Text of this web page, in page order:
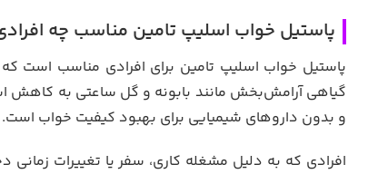
پاستیل خواب اسلیپ تامین مناسب چه
پاستیل خواب اسلیپ تامین برای افرادی مناسب است
گیاهی آرامش‌بخش مانند بابونه و گل ساعتی به کاهش
و بدون داروهای شیمیایی برای بهبود کیفیت خواب است.
افرادی که به دلیل مشغله کاری، سفر یا تغییرات زمانی